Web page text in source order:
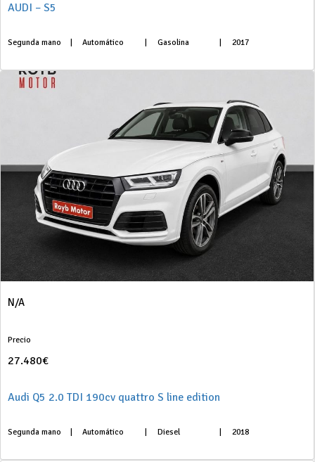
AUDI – S5
Segunda mano Automático Gasolina 2017
N/A
Precio
27.480€
Audi Q5 2.0 TDI 190cv quattro S line edition
Segunda mano Automático Diesel 2018